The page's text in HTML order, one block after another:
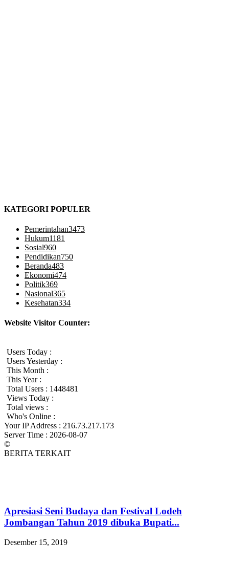
KATEGORI POPULER
Pemerintahan3473
Hukum1181
Sosial960
Pendidikan750
Beranda483
Ekonomi474
Politik369
Nasional365
Kesehatan334
Website Visitor Counter:
Users Today :
Users Yesterday :
This Month :
This Year :
Total Users : 1448481
Views Today :
Total views :
Who's Online :
Your IP Address : 216.73.217.173
Server Time : 2026-08-07
©
BERITA TERKAIT
Apresiasi Seni Budaya dan Festival Lodeh
Jombangan Tahun 2019 dibuka Bupati...
Desember 15, 2019